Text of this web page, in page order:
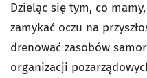
Dzieląc się tym, co
zamykać oczu na
drenować zasobów
organizacji